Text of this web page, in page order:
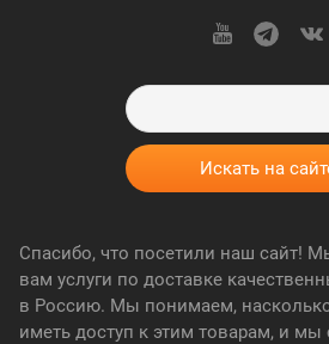
Спасибо, что посетили наш сайт!
вам услуги по доставке
в Россию. Мы понимаем,
иметь доступ к этим товарам, и мы